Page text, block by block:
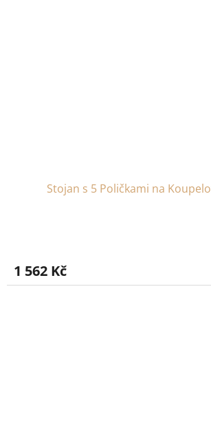
Stojan s 5 Poličkami na
1 562 Kč